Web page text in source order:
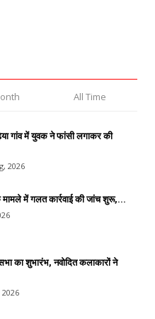
All Time
गांव में युवक ने फांसी लगाकर की
2026
में गलत कार्रवाई की जांच शुरू,...
का शुभारंभ, नवोदित कलाकारों ने